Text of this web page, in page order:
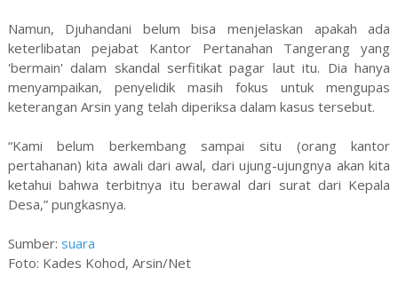
Namun, Djuhandani belum bisa menjelaskan apakah ada
keterlibatan pejabat Kantor Pertanahan Tangerang yang
'bermain' dalam skandal serfitikat pagar laut itu. Dia hanya
menyampaikan, penyelidik masih fokus untuk mengupas
keterangan Arsin yang telah diperiksa dalam kasus tersebut.
“Kami belum berkembang sampai situ (orang kantor
pertahanan) kita awali dari awal, dari ujung-ujungnya akan kita
ketahui bahwa terbitnya itu berawal dari surat dari Kepala
Desa,” pungkasnya.
Sumber: suara
Foto: Kades Kohod, Arsin/Net